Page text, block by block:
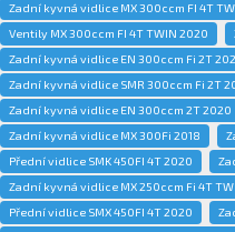
Zadní kyvná vidlice MX 300ccm FI 4T
Ventily MX 300ccm FI 4T TWIN 2020
Zadní kyvná vidlice EN 300ccm Fi 2T
Zadní kyvná vidlice SMR 300ccm Fi 2T
Zadní kyvná vidlice EN 300ccm 2T 2020
Zadní kyvná vidlice MX 300Fi 2018
Přední vidlice SMK 450FI 4T 2020
Zadní kyvná vidlice MX 250ccm Fi 4T
Přední vidlice SMX 450FI 4T 2020